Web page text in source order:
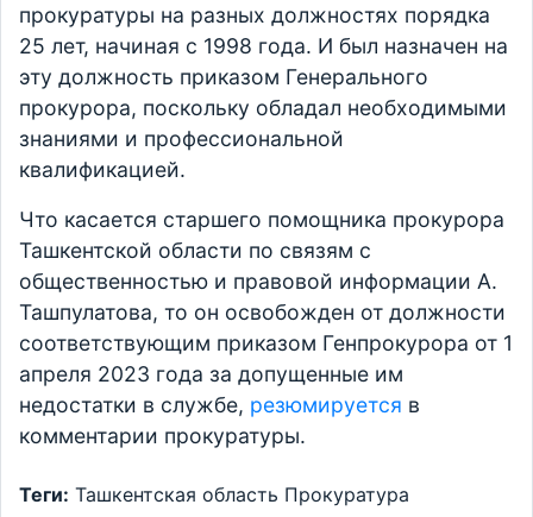
прокуратуры на разных должностях порядка
25 лет, начиная с 1998 года. И был назначен на
эту должность приказом Генерального
прокурора, поскольку обладал необходимыми
знаниями и профессиональной
квалификацией.
Что касается старшего помощника прокурора
Ташкентской области по связям с
общественностью и правовой информации А.
Ташпулатова, то он освобожден от должности
соответствующим приказом Генпрокурора от 1
апреля 2023 года за допущенные им
недостатки в службе, резюмируется в
комментарии прокуратуры.
Теги: Ташкентская область Прокуратура